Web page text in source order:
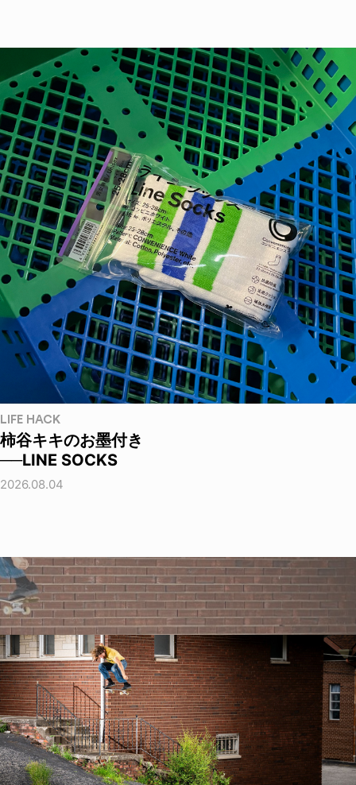
LIFE HACK
柿谷キキのお墨付き
──LINE SOCKS
2026.08.04